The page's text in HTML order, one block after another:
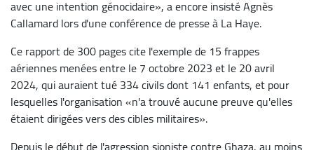
avec une intention génocidaire», a encore insisté Agnès
Callamard lors d'une conférence de presse à La Haye.
Ce rapport de 300 pages cite l'exemple de 15 frappes
aériennes menées entre le 7 octobre 2023 et le 20 avril
2024, qui auraient tué 334 civils dont 141 enfants, et pour
lesquelles l'organisation «n'a trouvé aucune preuve qu'elles
étaient dirigées vers des cibles militaires».